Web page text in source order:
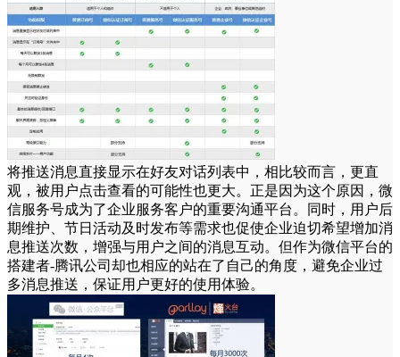
将推送消息直接显示在好友对话列表中，相比较而言，更直
观，被用户点击查看的可能性也更大。正是因为这个原因，微
信服务号成为了企业服务客户的重要沟通平台。同时，用户后
期维护、节日活动及时发布等需求也促使企业迫切希望增加消
息推送次数，增强与用户之间的消息互动。但作为微信平台的
搭建者-腾讯公司却也相应的站在了自己的角度，避免企业过
多消息推送，保证用户更好的使用体验。